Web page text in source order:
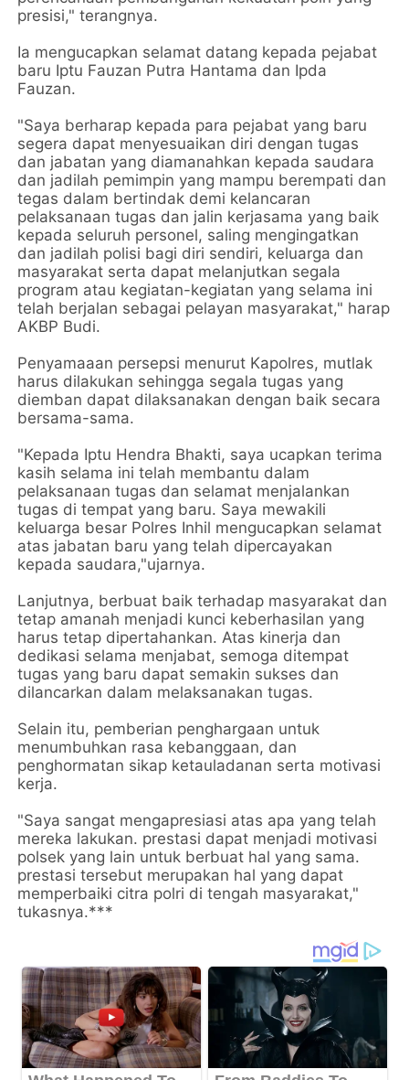
presisi," terangnya.
Ia mengucapkan selamat datang kepada pejabat
baru Iptu Fauzan Putra Hantama dan Ipda
Fauzan.
"Saya berharap kepada para pejabat yang baru
segera dapat menyesuaikan diri dengan tugas
dan jabatan yang diamanahkan kepada saudara
dan jadilah pemimpin yang mampu berempati dan
tegas dalam bertindak demi kelancaran
pelaksanaan tugas dan jalin kerjasama yang baik
kepada seluruh personel, saling mengingatkan
dan jadilah polisi bagi diri sendiri, keluarga dan
masyarakat serta dapat melanjutkan segala
program atau kegiatan-kegiatan yang selama ini
telah berjalan sebagai pelayan masyarakat," harap
AKBP Budi.
Penyamaaan persepsi menurut Kapolres, mutlak
harus dilakukan sehingga segala tugas yang
diemban dapat dilaksanakan dengan baik secara
bersama-sama.
"Kepada Iptu Hendra Bhakti, saya ucapkan terima
kasih selama ini telah membantu dalam
pelaksanaan tugas dan selamat menjalankan
tugas di tempat yang baru. Saya mewakili
keluarga besar Polres Inhil mengucapkan selamat
atas jabatan baru yang telah dipercayakan
kepada saudara,"ujarnya.
Lanjutnya, berbuat baik terhadap masyarakat dan
tetap amanah menjadi kunci keberhasilan yang
harus tetар dipertahankan. Atas kinerja dan
dedikasi selama menjabat, semoga ditempat
tugas yang baru dapat semakin sukses dan
dilancarkan dalam melaksanakan tugas.
Selain itu, pemberian penghargaan untuk
menumbuhkan rasa kebanggaan, dan
penghormatan sikap ketauladanan serta motivasi
kerja.
"Saya sangat mengapresiasi atas apa yang telah
mereka lakukan. prestasi dapat menjadi motivasi
polsek yang lain untuk berbuat hal yang sama.
prestasi tersebut merupakan hal yang dapat
memperbaiki citra polri di tengah masyarakat,"
tukasnya.***